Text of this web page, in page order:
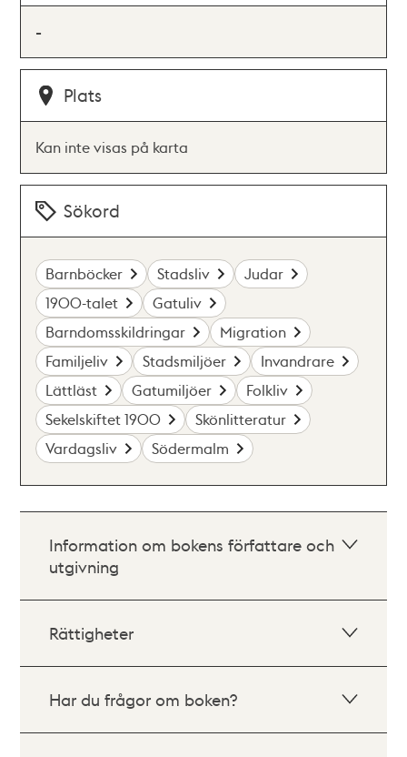
-
Plats
Kan inte visas på karta
Sökord
Barnböcker Stadsliv
Judar
1900-talet
Gatuliv
Barndomsskildringar
Migration
Familjeliv
Stadsmiljöer
Invandrare
Lättläst
Gatumiljöer
Folkliv
Sekelskiftet 1900
Skönlitteratur
Vardagsliv
Södermalm
Information om bokens författare och
utgivning
Rättigheter
Har du frågor om boken?